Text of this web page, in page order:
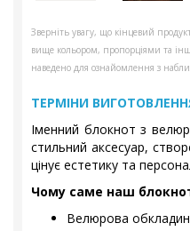
Зверніть увагу, що кінцевий
вище кольором, пропорціями та
наведено для ознайомлення з
ТЕРМІНИ
Іменний блокнот з
стильний аксесуар,
цінує естетику та
Чому саме наш
Велюрова